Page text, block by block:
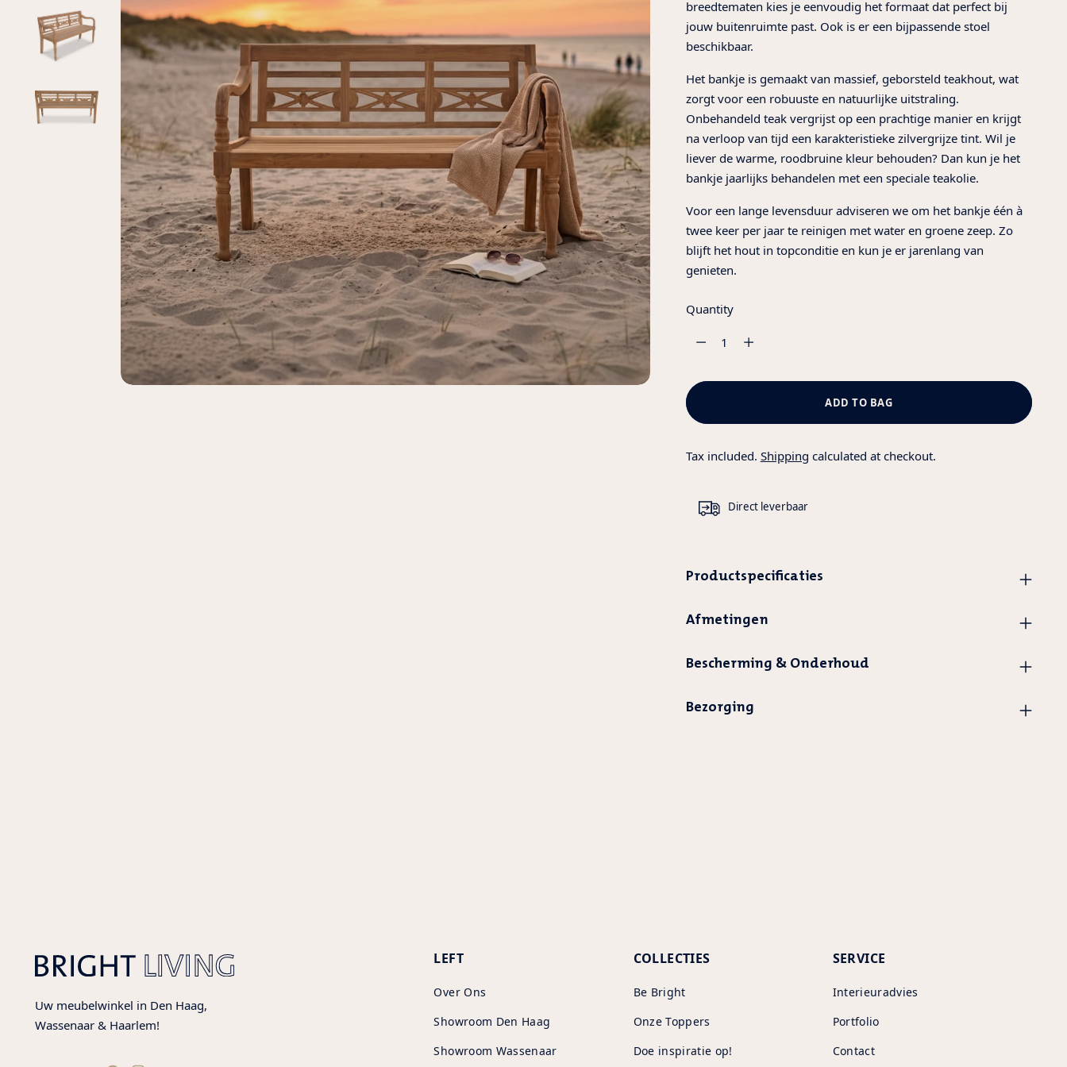
breedtematen kies je eenvoudig het formaat dat perfect bij
jouw buitenruimte past. Ook is er een bijpassende stoel
beschikbaar.
Het bankje is gemaakt van massief, geborsteld teakhout, wat
zorgt voor een robuuste en natuurlijke uitstraling.
Onbehandeld teak vergrijst op een prachtige manier en krijgt
na verloop van tijd een karakteristieke zilvergrijze tint. Wil je
liever de warme, roodbruine kleur behouden? Dan kun je het
bankje jaarlijks behandelen met een speciale teakolie.
Voor een lange levensduur adviseren we om het bankje één à
twee keer per jaar te reinigen met water en groene zeep. Zo
blijft het hout in topconditie en kun je er jarenlang van
genieten.
Quantity
Quantity
ADD TO BAG
Tax included. Shipping calculated at checkout.
Direct leverbaar
Productspecificaties
Afmetingen
Bescherming & Onderhoud
Bezorging
Uw meubelwinkel in Den Haag,
Wassenaar & Haarlem!
LEFT
Over Ons
Showroom Den Haag
Showroom Wassenaar
COLLECTIES
Be Bright
Onze Toppers
Doe inspiratie op!
SERVICE
Interieuradvies
Portfolio
Contact